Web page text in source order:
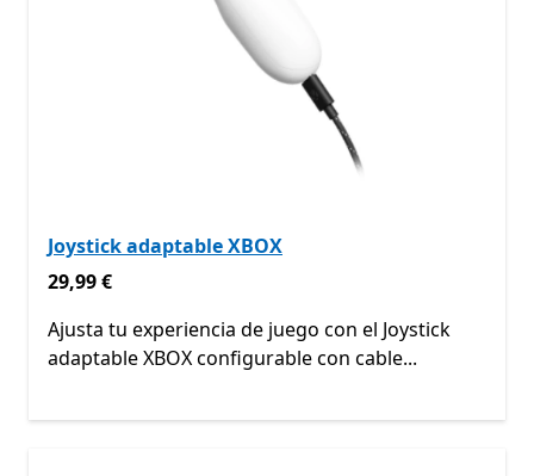
Joystick adaptable XBOX
29,99 €
29,99 €
Ajusta tu experiencia de juego con el Joystick
adaptable XBOX configurable con cable...